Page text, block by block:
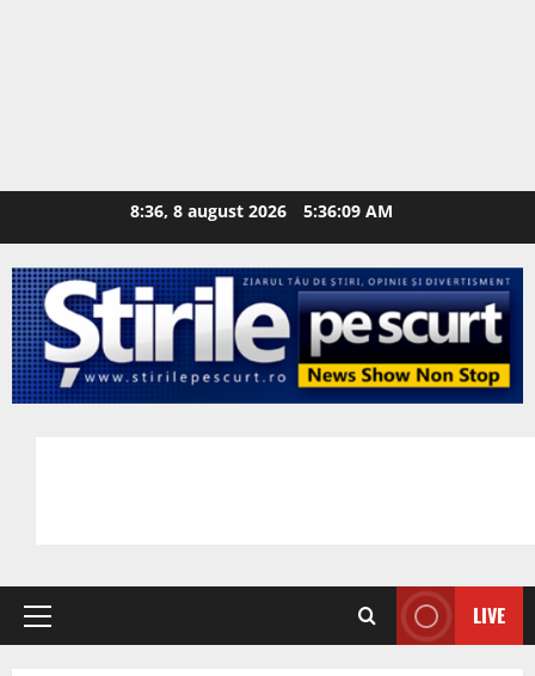
8:36, 8 august 2026 5:36:10 AM
Primary
LIVE